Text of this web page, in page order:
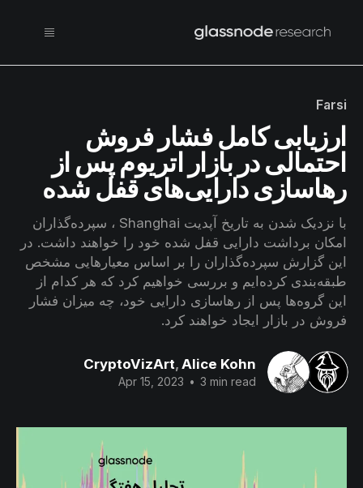
Farsi
ارزیابی کامل فشار فروش
احتمالی در بازار اتریوم پس از
رهاسازی دارایی‌های قفل شده
با نزدیک شدن به تاریخ آپدیت Shanghai ، سپرده‌گذاران
امکان برداشت دارایی قفل شده خود را خواهند داشت. در
این گزارش سپرده‌گذاران را بر اساس معیارهایی مشخص
طبقه‌بندی کرده‌ایم و بررسی خواهیم کرد که هر کدام از
این گروه‌ها پس از رهاسازی دارایی خود، چه میزان فشار
فروش در بازار ایجاد خواهند کرد.
CryptoVizArt, Alice Kohn
Apr 15, 2023 • 3 min read